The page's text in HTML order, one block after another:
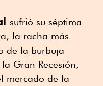
sufrió su séptima
la racha más
de la burbuja
Gran Recesión,
mercado de la